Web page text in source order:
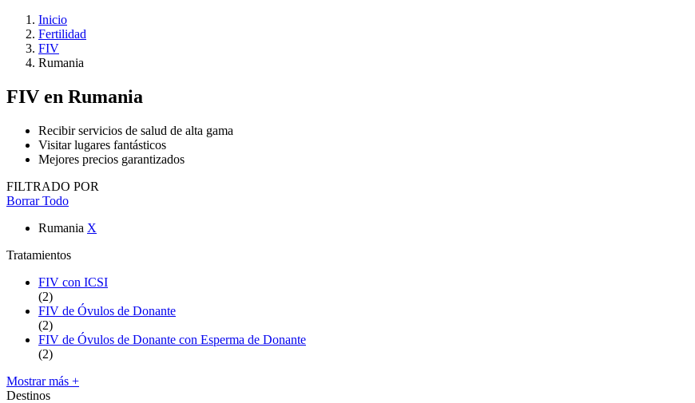
Inicio
Fertilidad
FIV
Rumania
FIV en Rumania
Recibir servicios de salud de alta gama
Visitar lugares fantásticos
Mejores precios garantizados
FILTRADO POR
Borrar Todo
Rumania X
Tratamientos
FIV con ICSI
(2)
FIV de Óvulos de Donante
(2)
FIV de Óvulos de Donante con Esperma de Donante
(2)
Mostrar más +
Destinos